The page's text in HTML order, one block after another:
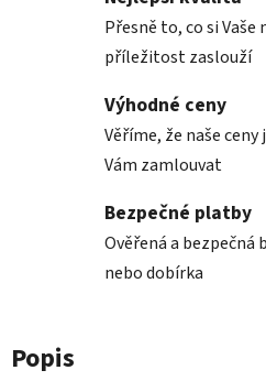
Přesně to, co si
příležitost zaslouží
Výhodné ceny
Věříme, že naše ceny
Vám zamlouvat
Bezpečné platby
Ověřená a
nebo dobírka
Popis